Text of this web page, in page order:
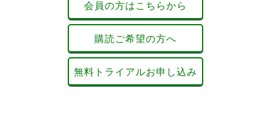
会員の方はこちらから
購読ご希望の方へ
無料トライアルお申し込み